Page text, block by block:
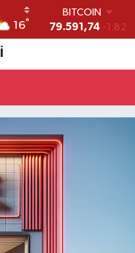
16°
BITCOIN
79.591,74 -1.82
DOLAR
EURO
61,60380 0.18
6862,09000